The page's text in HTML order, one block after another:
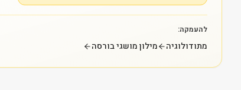
להעמקה:
מתודולוגיה מילון מושגי בורסה